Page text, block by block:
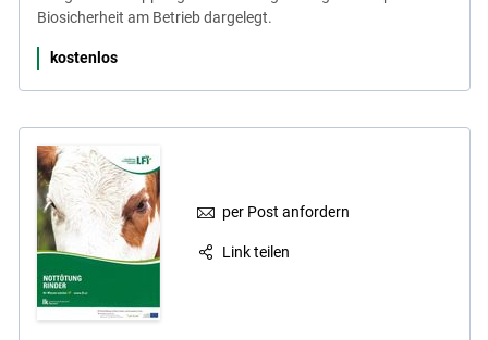
Biosicherheit am Betrieb dargelegt.
kostenlos
per Post anfordern
Link teilen